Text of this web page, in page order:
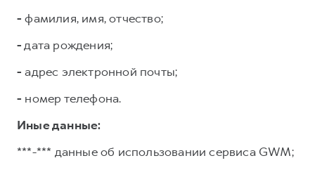
- фамилия, имя, отчество;
-дата рождения;
- адрес электронной почты;
- номер телефона.
Иные данные:
***-*** данные об использовании сервиса GWM;